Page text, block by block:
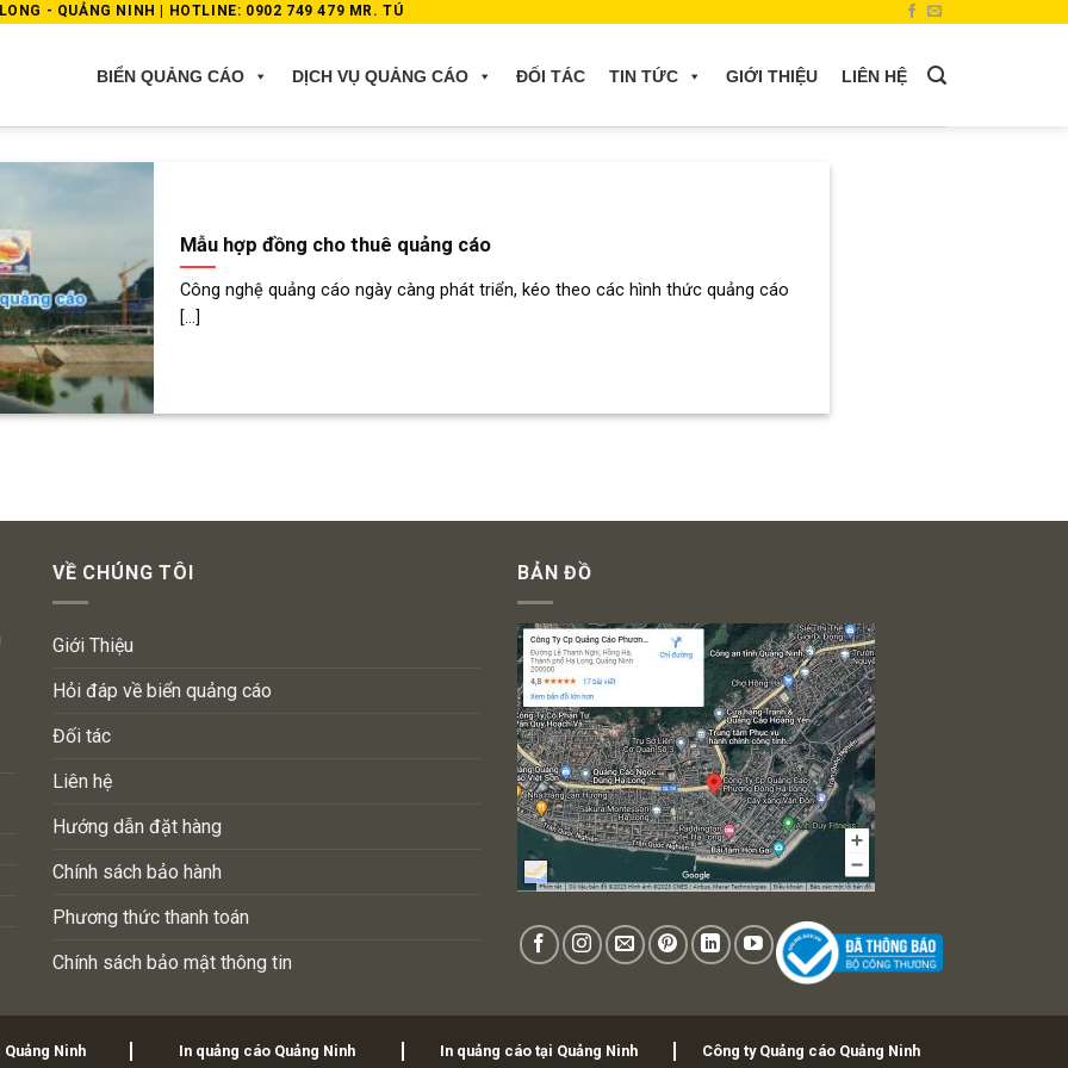
- QUẢNG NINH | HOTLINE: 0902 749 479 MR. TÚ
BIỂN QUẢNG CÁO DỊCH VỤ QUẢNG CÁO ĐỐI TÁC TIN TỨC GIỚI THIỆU LIÊN HỆ
Mẫu hợp đồng cho thuê quảng cáo
Công nghệ quảng cáo ngày càng phát triển, kéo theo các hình thức quảng cáo
[...]
VỀ CHÚNG TÔI
Giới Thiệu
Hỏi đáp về biển quảng cáo
Đối tác
Liên hệ
Hướng dẫn đặt hàng
Chính sách bảo hành
Phương thức thanh toán
Chính sách bảo mật thông tin
BẢN ĐỒ
Ninh In quảng cáo Quảng Ninh In quảng cáo tại Quảng Ninh Công ty Quảng cáo Quảng Ninh